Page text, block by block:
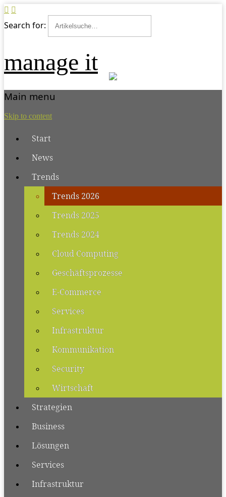
Search for:
manage it
Main menu
Skip to content
Start
News
Trends
Trends 2026
Trends 2025
Trends 2024
Cloud Computing
Geschäftsprozesse
E-Commerce
Services
Infrastruktur
Kommunikation
Security
Wirtschaft
Strategien
Business
Lösungen
Services
Infrastruktur